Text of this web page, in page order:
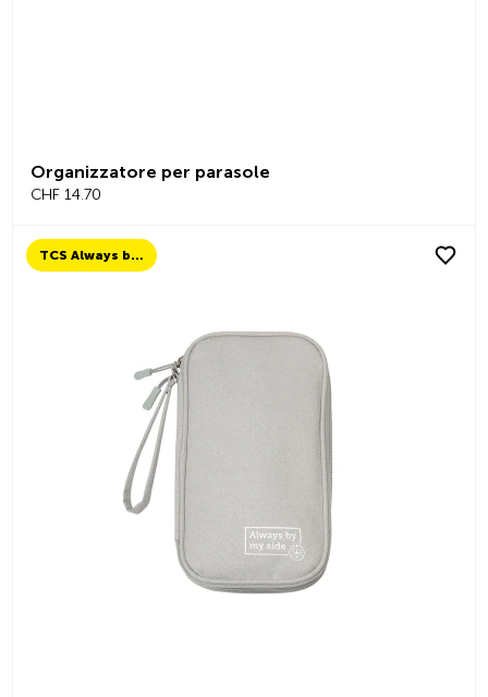
Organizzatore per parasole
CHF 14.70
TCS Always by my side